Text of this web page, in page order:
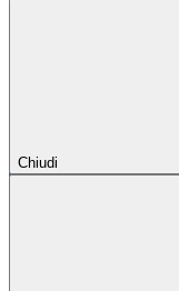
Chiudi